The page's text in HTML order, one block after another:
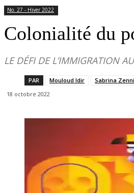
No. 27 - Hiver 2022
Colonialité du
LE DÉFI DE L’IMMIGRATION
PAR Mouloud Idir
Sabrina
18 octobre 2022